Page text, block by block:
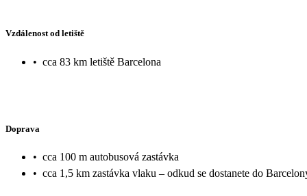
Vzdálenost od letiště
• cca 83 km letiště Barcelona
Doprava
• cca 100 m autobusová zastávka
• cca 1,5 km zastávka vlaku – odkud se dostanete do